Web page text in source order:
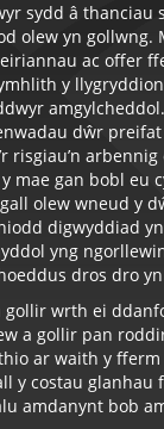
sydd â thanciau
olew yn gollwng.
ac offer
y
dŵr
risgiau’n
mae gan bobl eu
olew wneud y
digwyddiad
yng
dros dro yn
gollir wrth ei
a gollir pan
ar waith y
y costau glanhau
amdanynt bob